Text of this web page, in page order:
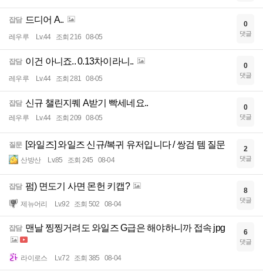
잡담 드디어 A..
레우루 Lv.44 조회 216 08-05
0
댓글
잡담 이건 아니죠.. 0.13차이라니..
레우루 Lv.44 조회 281 08-05
0
댓글
잡담 신규 챌린지퀘 A받기 빡세네요..
레우루 Lv.44 조회 209 08-05
0
댓글
질문 [와일즈] 와일즈 신규/복귀 유저입니다 / 쌍검 템 질문
산방산 Lv.85 조회 245 08-04
2
댓글
잡담 펌) 면도기 사면 몬헌 키캡?
제뉴어리 Lv.92 조회 502 08-04
8
댓글
잡담 맨날 찡찡거려도 와일즈 G급은 해야하니까 접속 jpg
라이로스 Lv.72 조회 385 08-04
6
댓글